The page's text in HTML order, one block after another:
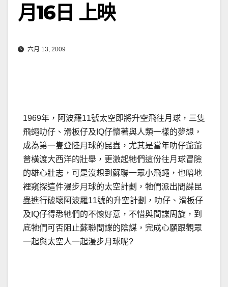
月16日 上映
六月 13, 2009
1969年，阿波羅11號太空即將升空飛往月球，三隻
飛蠅叻仔、滑板仔及IQ仔懷著與人類一樣的夢想，
成為第一隻登陸月球的昆蟲，尤其是當年叻仔爺爺
曾橫渡大西洋的壯舉，更激起牠們這份往月球冒險
的雄心壯志，可是沒想到蘇聯一眾小飛蠅，也暗地
裡窺探這件漫步月球的太空計劃，牠們派出間諜昆
蟲進行破壞阿波羅11號的升空計劃，叻仔、滑板仔
及IQ仔得悉牠們的不懷好意，不惜與間諜周旋，到
底牠們可否阻止蘇聯間諜的陰謀，完成心願跟觀眾
一起與太空人一起漫步月球呢?